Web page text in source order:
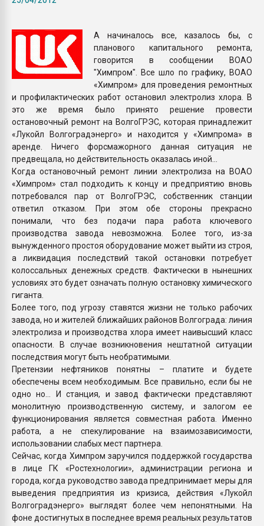
ПЕРЕЙТИ НА
А начиналось все, казалось бы, с
планового капитального ремонта,
говорится в сообщении ВОАО
"Химпром". Все шло по графику, ВОАО
«Химпром» для проведения ремонтных
и профилактических работ остановил электролиз хлора. В
это же время было принято решение провести
остановочный ремонт на ВолгоГРЭС, которая принадлежит
«Лукойл Волгоградэнерго» и находится у «Химпрома» в
аренде. Ничего форсмажорного данная ситуация не
предвещала, но действительность оказалась иной…
Когда остановочный ремонт линии электролиза на ВОАО
«Химпром» стал подходить к концу и предприятию вновь
потребовался пар от ВолгоГРЭС, собственник станции
ответил отказом. При этом обе стороны прекрасно
понимали, что без подачи пара работа ключевого
производства завода невозможна. Более того, из-за
вынужденного простоя оборудование может выйти из строя,
а ликвидация последствий такой остановки потребует
колоссальных денежных средств. Фактически в нынешних
условиях это будет означать полную остановку химического
гиганта.
Более того, под угрозу ставятся жизни не только рабочих
завода, но и жителей ближайших районов Волгограда: линия
электролиза и производства хлора имеет наивысший класс
опасности. В случае возникновения нештатной ситуации
последствия могут быть необратимыми.
Претензии нефтяников понятны – платите и будете
обеспечены всем необходимым. Все правильно, если бы не
одно но… И станция, и завод фактически представляют
монолитную производственную систему, и залогом ее
функционирования является совместная работа. Именно
работа, а не спекулирование на взаимозависимости,
использовании слабых мест партнера.
Сейчас, когда Химпром заручился поддержкой государства
в лице ГК «Ростехнологии», администрации региона и
города, когда руководство завода предпринимает меры для
выведения предприятия из кризиса, действия «Лукойл
Волгоградэнерго» выглядят более чем непонятными. На
фоне достигнутых в последнее время реальных результатов